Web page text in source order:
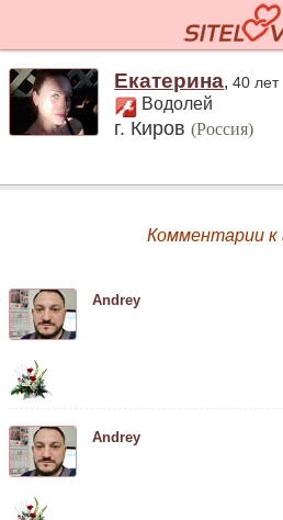
Екатерина,40 лет
Водолей
г. Киров(Россия)
Комментарии к
Andrey
Andrey